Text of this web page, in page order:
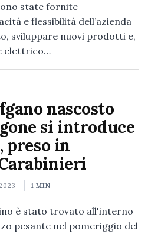
state fornite
e flessibilità dell’azienda
sviluppare nuovi prodotti e,
elettrico…
nascosto
si introduce
preso in
1 MIN
è stato trovato all'interno
pesante nel pomeriggio del